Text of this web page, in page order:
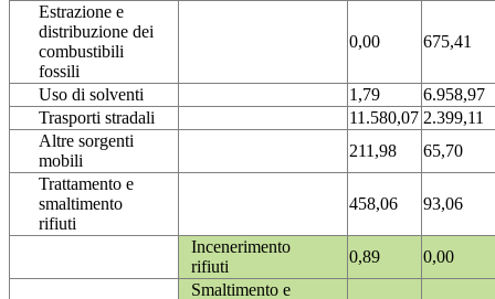
Estrazione e
distribuzione dei
combustibili
fossili
0,00 675,41
Uso di solventi 1,79
6.958,97
Trasporti stradali
11.580,07 2.399,11
Altre sorgenti
mobili
211,98
65,70
Trattamento e
smaltimento
rifiuti
458,06 93,06
Incenerimento
rifiuti
0,89
0,00
Smaltimento e